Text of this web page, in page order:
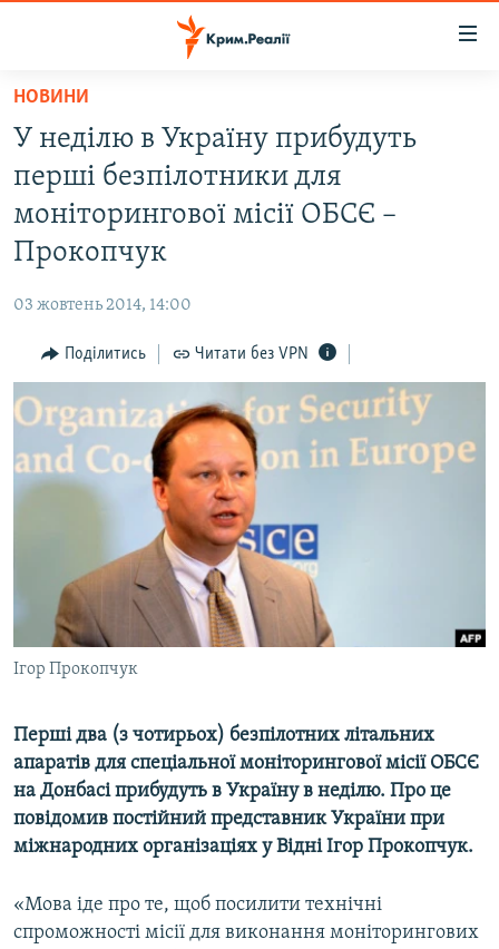
Перейти
основного
матеріалу
Перейти
до
основної
Перейти
пошуку
ВОДА.КРИМ
ВІДЕО ТА ФОТО
ПОЛІТИКА
ІНТЕРВ'Ю
ВСЕ ЗА ДЕНЬ
СПЕЦПРОЕКТИ
ДЕПОРТАЦІЯ
ВІДЕОУРОКИ «ELIFBE»
СВІДЧЕННЯ ОКУПАЦІЇ
УКРАЇНСЬКА ПРОБЛЕМА КРИМУ
ІНФОГРАФІКА
ЯК ОБІЙТИ БЛОКУВАННЯ
Qırımtatar
ДОЛУЧАЙСЯ!
Усі сайти RFE/RL
НОВИНИ
У неділю в Україну прибудуть
перші безпілотники для
моніторингової місії ОБСЄ –
Прокопчук
03 жовтень 2014, 14:00
Поділитись Читати без VPN
Ігор Прокопчук
Перші два (з чотирьох) безпілотних літальних
апаратів для спеціальної моніторингової місії ОБСЄ
на Донбасі прибудуть в Україну в неділю. Про це
повідомив постійний представник України при
міжнародних організаціях у Відні Ігор Прокопчук.
«Мова іде про те, щоб посилити технічні
спроможності місії для виконання моніторингових